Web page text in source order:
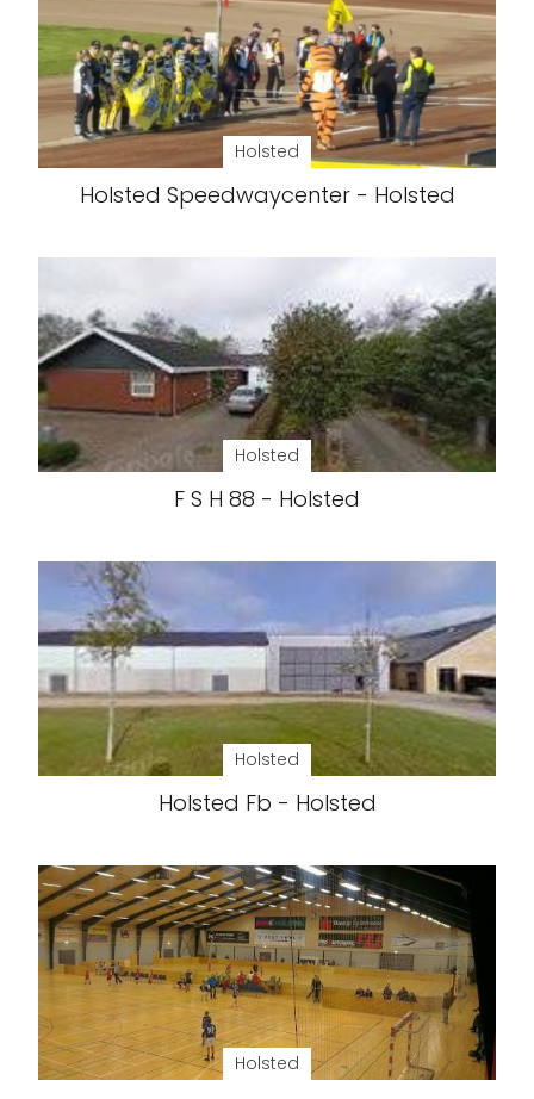
Holsted
Holsted Speedwaycenter - Holsted
Holsted
F S H 88 - Holsted
Holsted
Holsted Fb - Holsted
Holsted